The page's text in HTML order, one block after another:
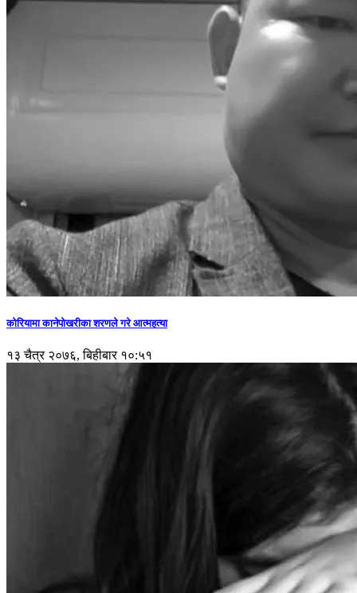
कोरियामा कानेपोखरीका शरणले गरे आत्महत्या
१३ चैत्र २०७६, बिहीबार १०:५१